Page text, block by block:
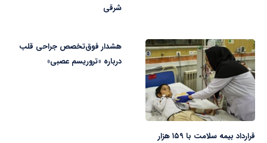
شرقی
قرارداد بیمه سلامت با ۱۵۹ هزار
هشدار فوق‌تخصص جراحی قلب
درباره «تروریسم عصبی»